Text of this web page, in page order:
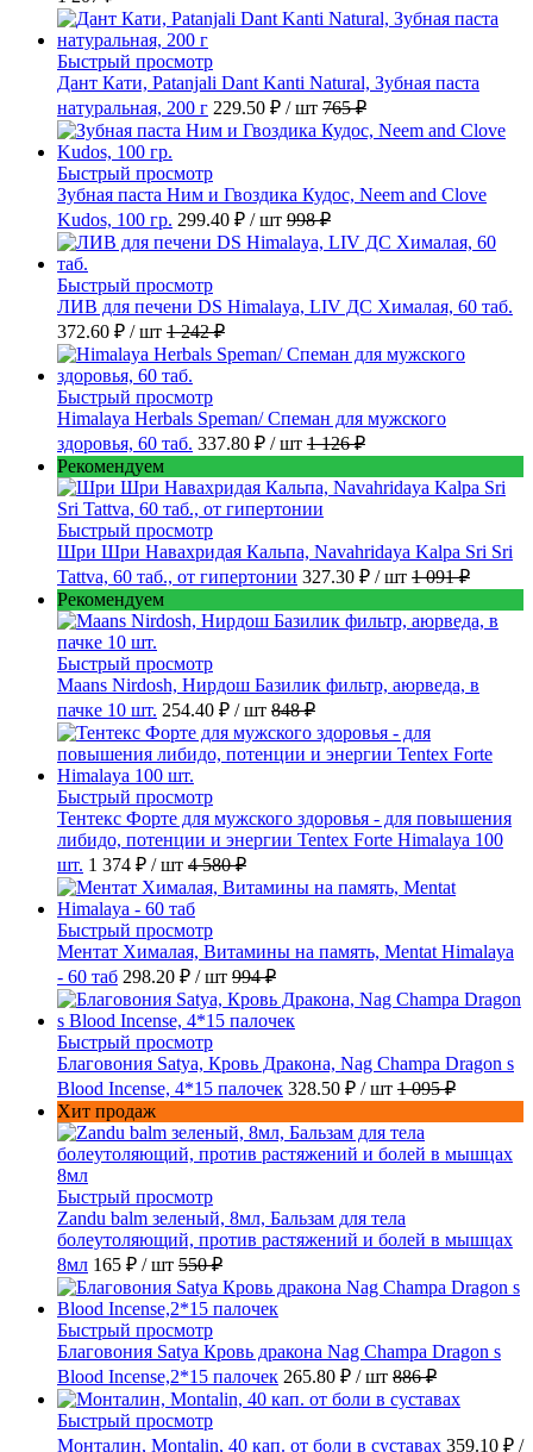
Быстрый просмотр
Дант Кати, Patanjali Dant Kanti Natural, Зубная паста
натуральная, 200 г 229.50 ₽ / шт 765 ₽
Быстрый просмотр
Зубная паста Ним и Гвоздика Кудос, Neem and Clove
Kudos, 100 гр. 299.40 ₽ / шт 998 ₽
Быстрый просмотр
ЛИВ для печени DS Himalaya, LIV ДС Хималая, 60 таб.
372.60 ₽ / шт 1 242 ₽
Быстрый просмотр
Himalaya Herbals Speman/ Спеман для мужского
здоровья, 60 таб. 337.80 ₽ / шт 1 126 ₽
Рекомендуем
Быстрый просмотр
Шри Шри Навахридая Кальпа, Navahridaya Kalpa Sri Sri
Tattva, 60 таб., от гипертонии 327.30 ₽ / шт 1 091 ₽
Рекомендуем
Быстрый просмотр
Maans Nirdosh, Нирдош Базилик фильтр, аюрведа, в
пачке 10 шт. 254.40 ₽ / шт 848 ₽
Быстрый просмотр
Тентекс Форте для мужского здоровья - для повышения
либидо, потенции и энергии Tentex Forte Himalaya 100
шт. 1 374 ₽ / шт 4 580 ₽
Быстрый просмотр
Ментат Хималая, Витамины на память, Mentat Himalaya
- 60 таб 298.20 ₽ / шт 994 ₽
Быстрый просмотр
Благовония Satya, Кровь Дракона, Nag Champa Dragon s
Blood Incense, 4*15 палочек 328.50 ₽ / шт 1 095 ₽
Хит продаж
Быстрый просмотр
Zandu balm зеленый, 8мл, Бальзам для тела
болеутоляющий, против растяжений и болей в мышцах
8мл 165 ₽ / шт 550 ₽
Быстрый просмотр
Благовония Satya Кровь дракона Nag Champa Dragon s
Blood Incense,2*15 палочек 265.80 ₽ / шт 886 ₽
Быстрый просмотр
Монталин, Montalin, 40 кап. от боли в суставах 359.10 ₽ /